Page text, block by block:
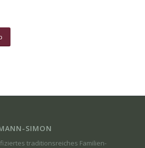
SIMON
traditionsreiches Familien-